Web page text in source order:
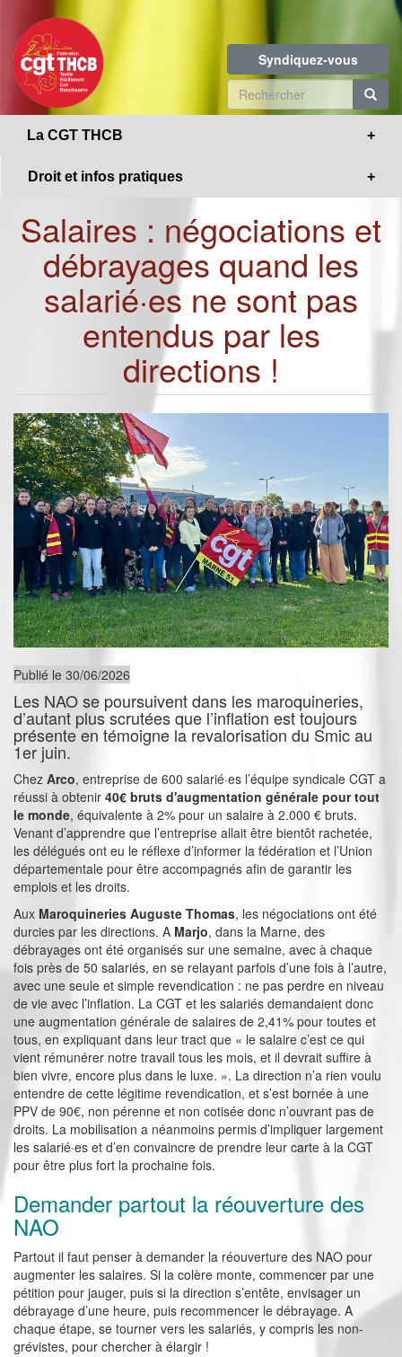
contenu
principal
Syndiquez-vous
Formulaire
de
La CGT THCB
Droit et infos pratiques
Salaires : négociations et
débrayages quand les
salarié·es ne sont pas
entendus par les
directions !
Publié le 30/06/2026
Les NAO se poursuivent dans les maroquineries,
d’autant plus scrutées que l’inflation est toujours
présente en témoigne la revalorisation du Smic au
1er juin.
Chez Arco, entreprise de 600 salarié·es l’équipe syndicale CGT a
réussi à obtenir 40€ bruts d'augmentation générale pour tout
le monde, équivalente à 2% pour un salaire à 2.000 € bruts.
Venant d’apprendre que l’entreprise allait être bientôt rachetée,
les délégués ont eu le réflexe d’informer la fédération et l’Union
départementale pour être accompagnés afin de garantir les
emplois et les droits.
Aux Maroquineries Auguste Thomas, les négociations ont été
durcies par les directions. A Marjo, dans la Marne, des
débrayages ont été organisés sur une semaine, avec à chaque
fois près de 50 salariés, en se relayant parfois d’une fois à l’autre,
avec une seule et simple revendication : ne pas perdre en niveau
de vie avec l’inflation. La CGT et les salariés demandaient donc
une augmentation générale de salaires de 2,41% pour toutes et
tous, en expliquant dans leur tract que « le salaire c’est ce qui
vient rémunérer notre travail tous les mois, et il devrait suffire à
bien vivre, encore plus dans le luxe. ». La direction n’a rien voulu
entendre de cette légitime revendication, et s’est bornée à une
PPV de 90€, non pérenne et non cotisée donc n’ouvrant pas de
droits. La mobilisation a néanmoins permis d’impliquer largement
les salarié·es et d’en convaincre de prendre leur carte à la CGT
pour être plus fort la prochaine fois.
Demander partout la réouverture des
NAO
Partout il faut penser à demander la réouverture des NAO pour
augmenter les salaires. Si la colère monte, commencer par une
pétition pour jauger, puis si la direction s’entête, envisager un
débrayage d’une heure, puis recommencer le débrayage. A
chaque étape, se tourner vers les salariés, y compris les non-
grévistes, pour chercher à élargir !